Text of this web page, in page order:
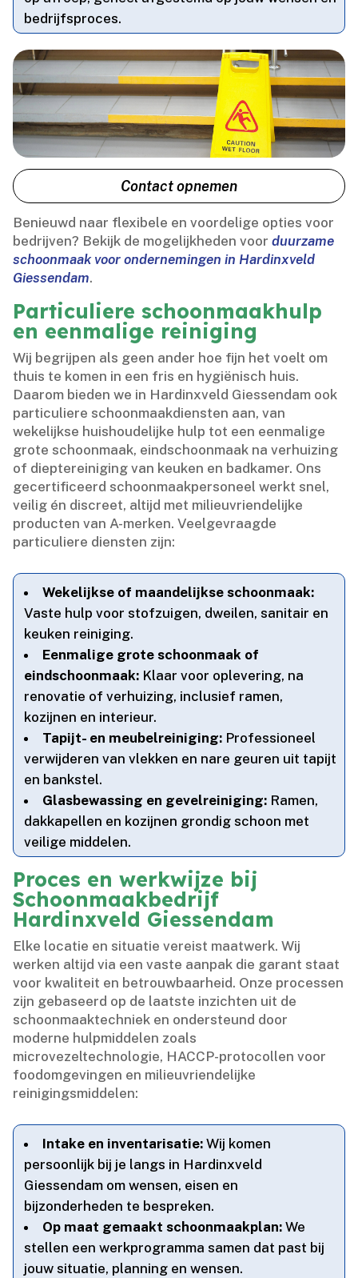
bedrijfsproces.​
Contact opnemen
Benieuwd naar flexibele en voordelige opties voor
bedrijven? Bekijk de mogelijkheden voorduurzame
schoonmaak voor ondernemingen in Hardinxveld
Giessendam.​
Particuliere schoonmaakhulp
en eenmalige reiniging
Wij begrijpen als geen ander hoe fijn het voelt om
thuis te komen in een fris en hygiënisch huis.​
Daarom bieden we in Hardinxveld Giessendam ook
particuliere schoonmaakdiensten aan, van
wekelijkse huishoudelijke hulp tot een eenmalige
grote schoonmaak, eindschoonmaak na verhuizing
of dieptereiniging van keuken en badkamer.​ Ons
gecertificeerd schoonmaakpersoneel werkt snel,
veilig én discreet, altijd met milieuvriendelijke
producten van A-merken.​ Veelgevraagde
particuliere diensten zijn:
Wekelijkse of maandelijkse schoonmaak:
Vaste hulp voor stofzuigen, dweilen, sanitair en
keuken reiniging.​
Eenmalige grote schoonmaak of
eindschoonmaak: Klaar voor oplevering, na
renovatie of verhuizing, inclusief ramen,
kozijnen en interieur.​
Tapijt- en meubelreiniging: Professioneel
verwijderen van vlekken en nare geuren uit tapijt
en bankstel.​
Glasbewassing en gevelreiniging: Ramen,
dakkapellen en kozijnen grondig schoon met
veilige middelen.​
Proces en werkwijze bij
Schoonmaakbedrijf
Hardinxveld Giessendam
Elke locatie en situatie vereist maatwerk.​ Wij
werken altijd via een vaste aanpak die garant staat
voor kwaliteit en betrouwbaarheid.​ Onze processen
zijn gebaseerd op de laatste inzichten uit de
schoonmaaktechniek en ondersteund door
moderne hulpmiddelen zoals
microvezeltechnologie, HACCP-protocollen voor
foodomgevingen en milieuvriendelijke
reinigingsmiddelen:
Intake en inventarisatie: Wij komen
persoonlijk bij je langs in Hardinxveld
Giessendam om wensen, eisen en
bijzonderheden te bespreken.​
Op maat gemaakt schoonmaakplan: We
stellen een werkprogramma samen dat past bij
jouw situatie, planning en wensen.​